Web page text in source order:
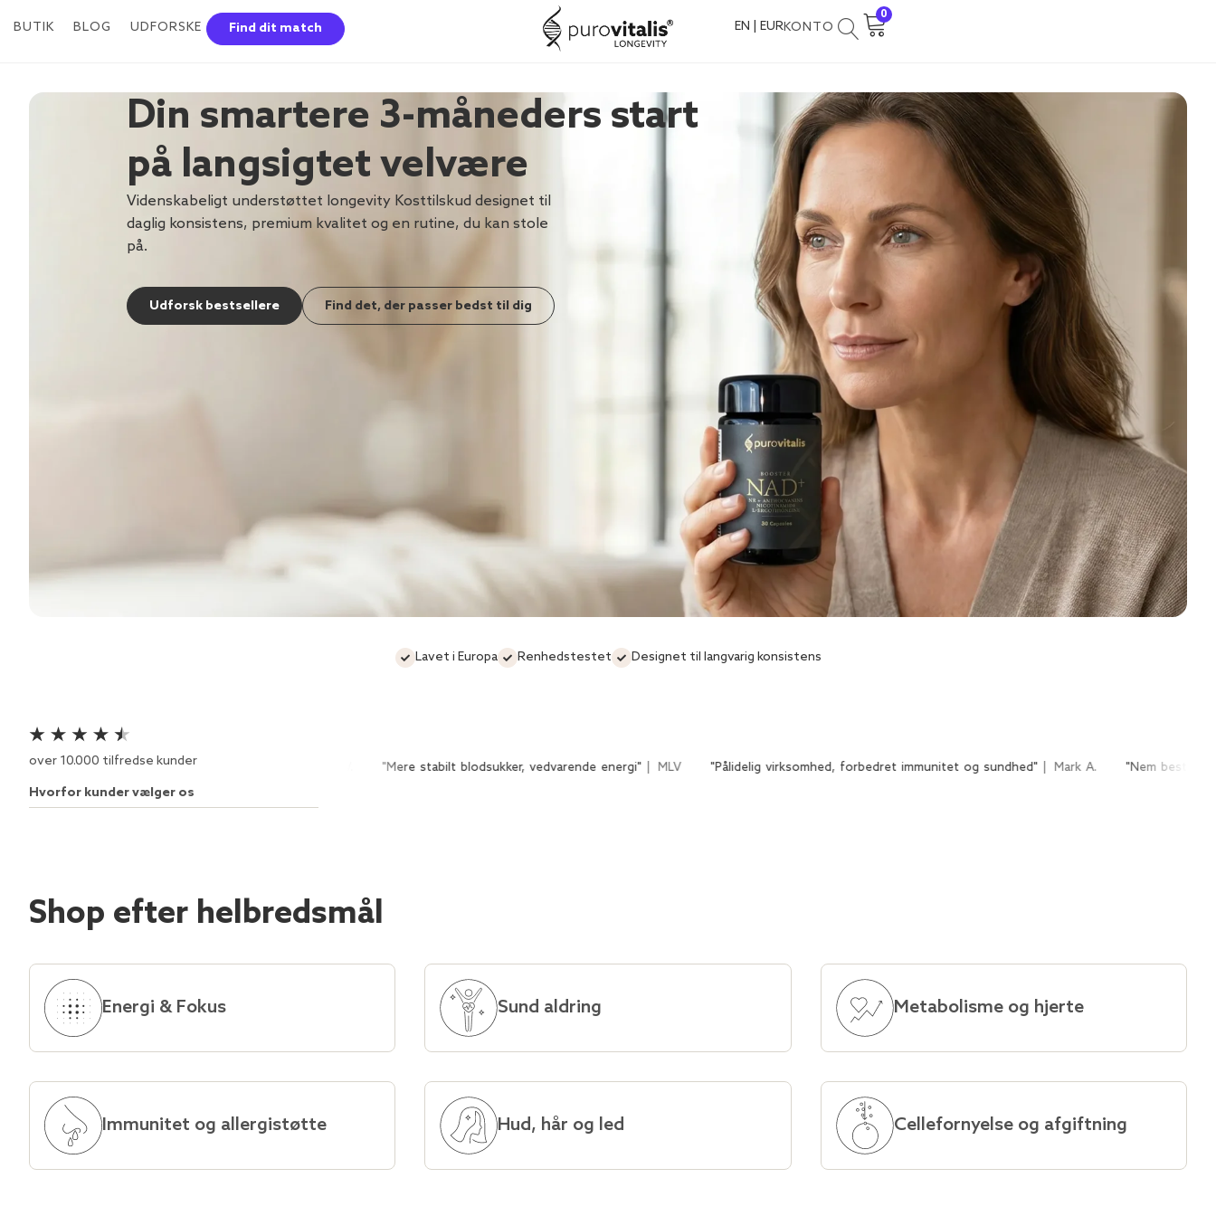
BUTIK BLOG UDFORSKE Find dit match EN | EURKONTO
0
Din smartere 3-måneders start
på langsigtet velvære
Videnskabeligt understøttet longevity Kosttilskud designet til
daglig konsistens, premium kvalitet og en rutine, du kan stole
på.
Udforsk bestsellere Find det, der passer bedst til dig
Lavet i Europa Renhedstestet Designet til langvarig konsistens
over 10.000 tilfredse kunder
Hvorfor kunder vælger os
"Meget hurtig leveringsservice" "Mere stabilt blodsukker, vedvarende energi" MLV "Pålidelig virksomhed, forbedret immunitet og sundhed" Mark A. "Nem bestilling, effektive
Shop efter helbredsmål
Energi & Fokus Sund aldring Metabolisme og hjerte
Immunitet og allergistøtte Hud, hår og led Cellefornyelse og afgiftning